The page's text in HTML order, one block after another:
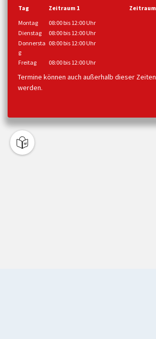
Tag Zeitraum 1
Zeitraum
Montag
08:00 bis 12:00 Uhr
Dienstag
08:00 bis 12:00 Uhr
Donnersta
g
08:00 bis 12:00 Uhr
Freitag 08:00 bis 12:00 Uhr
Termine können auch außerhalb dieser
werden.